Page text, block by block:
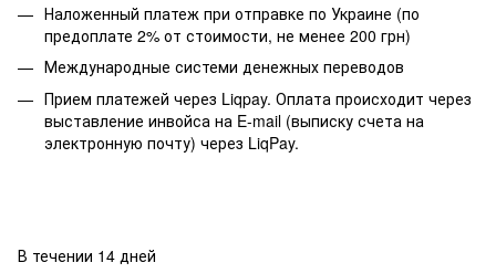
Наложенный платеж при отправке по Украине (по
предоплате 2% от стоимости, не менее 200 грн)
Международные системи денежных переводов
Прием платежей через Liqpay. Оплата происходит через
выставление инвойса на E-mail (выписку счета на
электронную почту) через LiqPay.
В течении 14 дней